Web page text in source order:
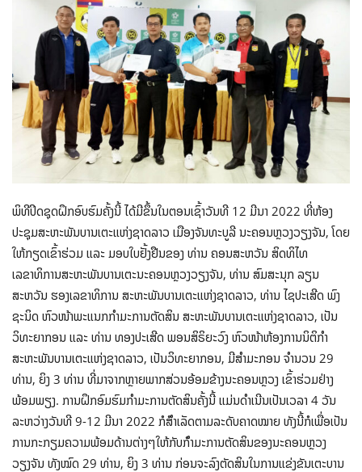
ພິທີປິດຊຸດຝຶກອົບຮົມຄັ້ງນີ້ ໄດ້ມີຂຶ້ນໃນຕອນເຊົ້າວັນທີ 12 ມີນາ 2022 ທີ່ຫ້ອງ
ປະຊຸມສະຫະພັນບານເຕະແຫ່ງຊາດລາວ ເມືອງຈັນທະບູລີ ນະຄອນຫຼວງວຽງຈັນ, ໂດຍ
ໃຫ້ກຽດເຂົ້າຮ່ວມ ແລະ ມອບໃບຢັ້ງຢືນຂອງ ທ່ານ ຄອນສະຫວັນ ສິດທິໄທ
ເລຂາທິການສະຫະພັນບານເຕະນະຄອນຫຼວງວຽງຈັນ, ທ່ານ ສົມສະນຸກ ລຽນ
ສະຫວັນ ຮອງເລຂາທິການ ສະຫະພັນບານເຕະແຫ່ງຊາດລາວ, ທ່ານ ໄຊປະເສີດ ພົງ
ຊະນິດ ຫົວໜ້າພະແນກກຳມະການຕັດສິນ ສະຫະພັນບານເຕະແຫ່ງຊາດລາວ, ເປັນ
ວິທະຍາກອນ ແລະ ທ່ານ ທອງປະເສີດ ພອນສິຣິຍະວົງ ຫົວໜ້າຫ້ອງການນິຕິກຳ
ສະຫະພັນບານເຕະແຫ່ງຊາດລາວ, ເປັນວິທະຍາກອນ, ມີສຳມະກອນ ຈຳນວນ 29
ທ່ານ, ຍິງ 3 ທ່ານ ທີ່ມາຈາກຫຼາຍພາກສ່ວນອ້ອມຂ້າງນະຄອນຫຼວງ ເຂົ້າຮ່ວມຢ່າງ
ພ້ອມພຽງ. ການຝຶກອົມຮົມກຳມະການຕັດສິນຄັ້ງນີ້ ແມ່ນດຳເນີນເປັນເວລາ 4 ວັນ
ລະຫວ່າງວັນທີ 9-12 ມີນາ 2022 ກໍສໍຳເລັດຕາມລະດັບຄາດໝາຍ ທັງນີ້ກໍເພື່ອເປັນ
ການກະກຽມຄວາມພ້ອມດ້ານຕ່າງໆໃຫ້ກັບກໍຳມະການຕັດສິນຂອງນະຄອນຫຼວງ
ວຽງຈັນ ທັງໝົດ 29 ທ່ານ, ຍິງ 3 ທ່ານ ກ່ອນຈະລົງຕັດສິນໃນການແຂ່ງຂັນເຕະບານ